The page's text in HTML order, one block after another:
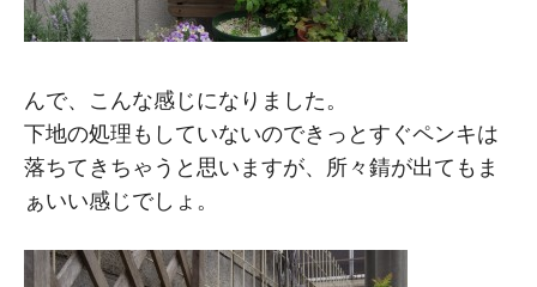
んで、こんな感じになりました。
下地の処理もしていないのできっとすぐペンキは
落ちてきちゃうと思いますが、所々錆が出てもま
ぁいい感じでしょ。